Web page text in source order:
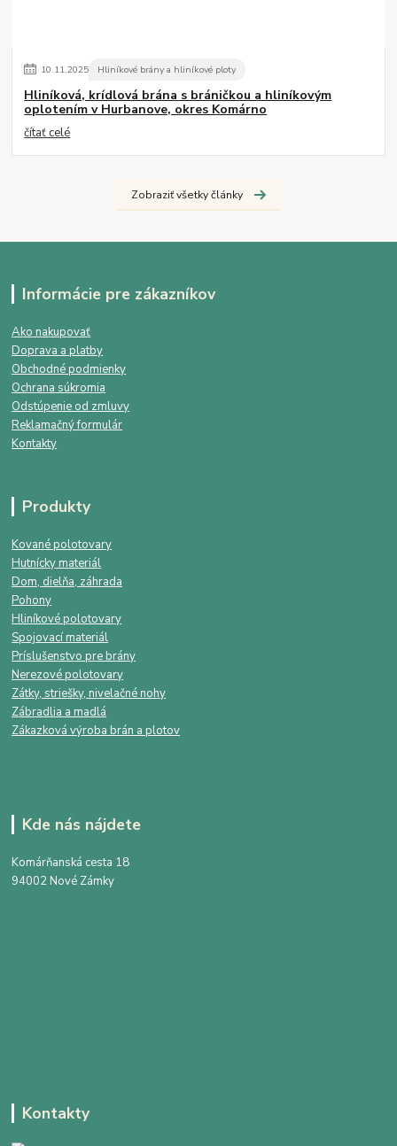
10.11.2025 Hliníkové brány a hliníkové ploty
Hliníková, krídlová brána s bráničkou a hliníkovým
oplotením v Hurbanove, okres Komárno
čítať celé
Zobraziť všetky články
Informácie pre zákazníkov
Ako nakupovať
Doprava a platby
Obchodné podmienky
Ochrana súkromia
Odstúpenie od zmluvy
Reklamačný formulár
Kontakty
Produkty
Kované polotovary
Hutnícky materiál
Dom, dielňa, záhrada
Pohony
Hliníkové polotovary
Spojovací materiál
Príslušenstvo pre brány
Nerezové polotovary
Zátky, striešky, nivelačné nohy
Zábradlia a madlá
Zákazková výroba brán a plotov
Kde nás nájdete
Komárňanská cesta 18
94002 Nové Zámky
Kontakty